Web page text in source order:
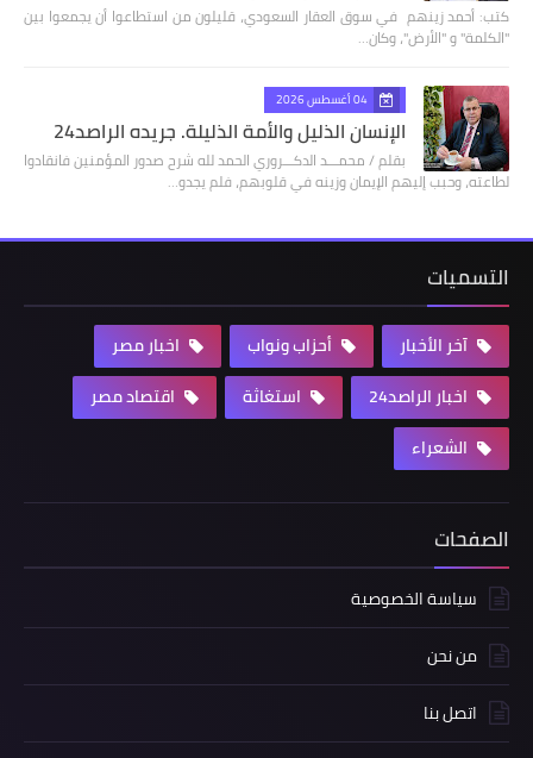
كتب: أحمد زينهم في سوق العقار السعودي، قليلون من استطاعوا أن يجمعوا بين
"الكلمة" و "الأرض"، وكان…
04 أغسطس 2026
الإنسان الذليل والأمة الذليلة. جريده الراصد24
بقلم / محمـــد الدكـــروري الحمد لله شرح صدور المؤمنين فانقادوا
لطاعته، وحبب إليهم الإيمان وزينه في قلوبهم، فلم يجدو…
التسميات
آخر الأخبار أحزاب ونواب
اخبار مصر
اخبار الراصد24
استغاثة
اقتصاد مصر
الشعراء
الصفحات
سياسة الخصوصية
من نحن
اتصل بنا